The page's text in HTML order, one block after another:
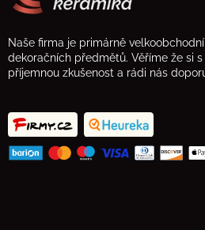
Naše firma je primárně
dekoračních předmětů. Věříme že si
příjemnou zkušenost a rádi nás